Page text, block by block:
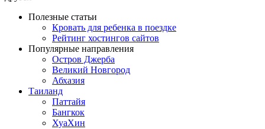
Полезные статьи
Кровать для ребенка в поездке
Рейтинг хостингов сайтов
Популярные направления
Остров Джерба
Великий Новгород
Абхазия
Таиланд
Паттайя
Бангкок
ХуаХин